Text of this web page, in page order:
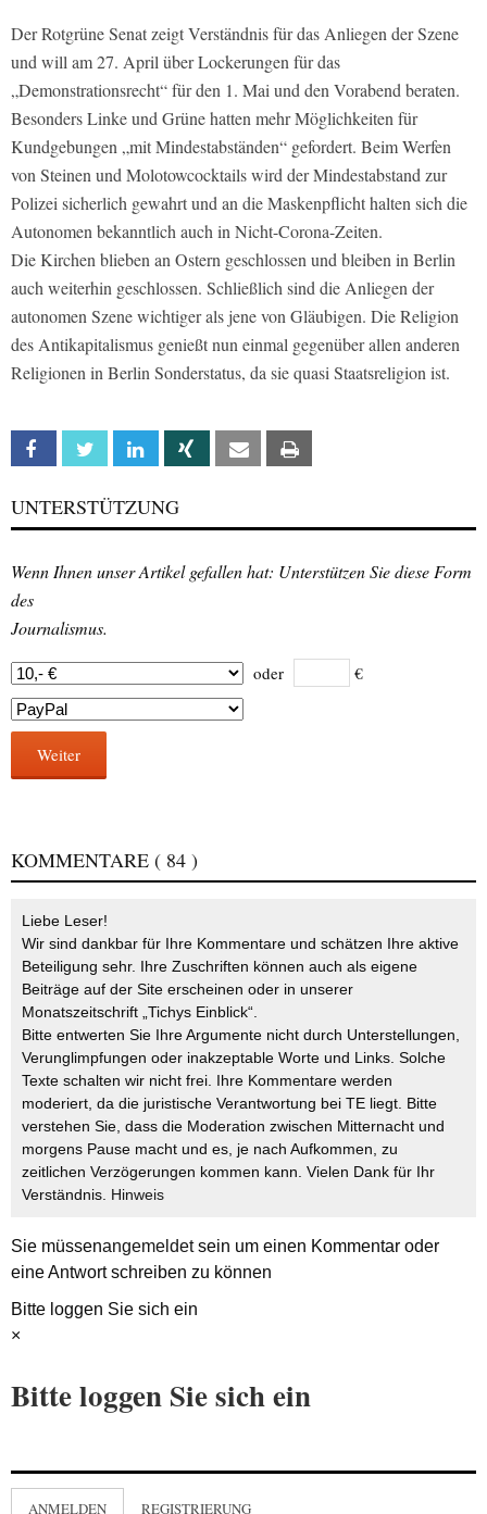
Der Rotgrüne Senat zeigt Verständnis für das Anliegen der Szene
und will am 27. April über Lockerungen für das
„Demonstrationsrecht“ für den 1. Mai und den Vorabend beraten.
Besonders Linke und Grüne hatten mehr Möglichkeiten für
Kundgebungen „mit Mindestabständen“ gefordert. Beim Werfen
von Steinen und Molotowcocktails wird der Mindestabstand zur
Polizei sicherlich gewahrt und an die Maskenpflicht halten sich die
Autonomen bekanntlich auch in Nicht-Corona-Zeiten.
Die Kirchen blieben an Ostern geschlossen und bleiben in Berlin
auch weiterhin geschlossen. Schließlich sind die Anliegen der
autonomen Szene wichtiger als jene von Gläubigen. Die Religion
des Antikapitalismus genießt nun einmal gegenüber allen anderen
Religionen in Berlin Sonderstatus, da sie quasi Staatsreligion ist.
Facebook Twitter Linkedin Xing Email
UNTERSTÜTZUNG
Wenn Ihnen unser Artikel gefallen hat: Unterstützen Sie diese Form
des
Journalismus.
oder €
Weiter
KOMMENTARE ( 84 )
Liebe Leser!
Wir sind dankbar für Ihre Kommentare und schätzen Ihre aktive
Beteiligung sehr. Ihre Zuschriften können auch als eigene
Beiträge auf der Site erscheinen oder in unserer
Monatszeitschrift „Tichys Einblick“.
Bitte entwerten Sie Ihre Argumente nicht durch Unterstellungen,
Verunglimpfungen oder inakzeptable Worte und Links. Solche
Texte schalten wir nicht frei. Ihre Kommentare werden
moderiert, da die juristische Verantwortung bei TE liegt. Bitte
verstehen Sie, dass die Moderation zwischen Mitternacht und
morgens Pause macht und es, je nach Aufkommen, zu
zeitlichen Verzögerungen kommen kann. Vielen Dank für Ihr
Verständnis. Hinweis
Sie müssenangemeldetsein um einen Kommentar oder
eine Antwort schreiben zu können
Bitte loggen Sie sich ein
×
Bitte loggen Sie sich ein
ANMELDEN REGISTRIERUNG